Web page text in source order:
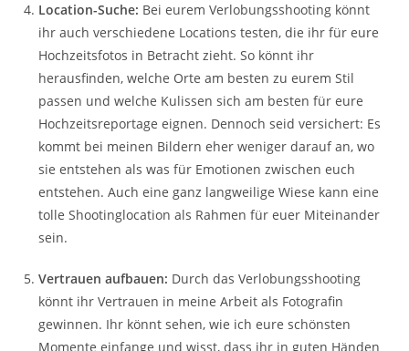
Location-Suche: Bei eurem Verlobungsshooting könnt
ihr auch verschiedene Locations testen, die ihr für eure
Hochzeitsfotos in Betracht zieht. So könnt ihr
herausfinden, welche Orte am besten zu eurem Stil
passen und welche Kulissen sich am besten für eure
Hochzeitsreportage eignen. Dennoch seid versichert: Es
kommt bei meinen Bildern eher weniger darauf an, wo
sie entstehen als was für Emotionen zwischen euch
entstehen. Auch eine ganz langweilige Wiese kann eine
tolle Shootinglocation als Rahmen für euer Miteinander
sein.
Vertrauen aufbauen: Durch das Verlobungsshooting
könnt ihr Vertrauen in meine Arbeit als Fotografin
gewinnen. Ihr könnt sehen, wie ich eure schönsten
Momente einfange und wisst, dass ihr in guten Händen